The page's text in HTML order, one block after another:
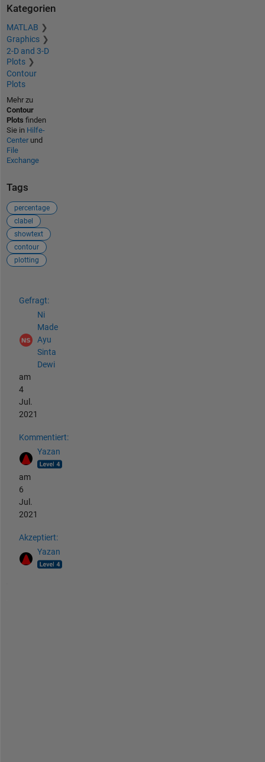
Kategorien
MATLAB
Graphics
2-D and 3-D
Plots
Contour
Plots
Mehr zu
Contour
Plots finden
Sie in Hilfe-
Centerund
File
Exchange
Tags
percentage
clabel
showtext
contour
plotting
Gefragt:
Ni
Made
Ayu
Sinta
Dewi
am
4
Jul.
2021
Kommentiert:
Yazan
am
6
Jul.
2021
Akzeptiert:
Yazan